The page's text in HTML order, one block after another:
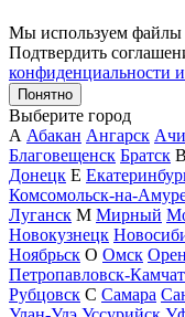
Мы используем файлы
Подтвердить
конфиденциальности
Понятно
Выберите город
А Абакан Ангарск
Благовещенск Братск В
Донецк Е
Комсомольск-на-
Луганск М Мирный
Новокузнецк
Ноябрьск О Омск
Петропавловск-
Рубцовск С Самара